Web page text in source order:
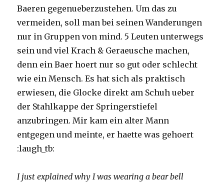
Baeren gegenueberzustehen. Um das zu
vermeiden, soll man bei seinen Wanderungen
nur in Gruppen von mind. 5 Leuten unterwegs
sein und viel Krach & Geraeusche machen,
denn ein Baer hoert nur so gut oder schlecht
wie ein Mensch. Es hat sich als praktisch
erwiesen, die Glocke direkt am Schuh ueber
der Stahlkappe der Springerstiefel
anzubringen. Mir kam ein alter Mann
entgegen und meinte, er haette was gehoert
:laugh_tb:
I just explained why I was wearing a bear bell